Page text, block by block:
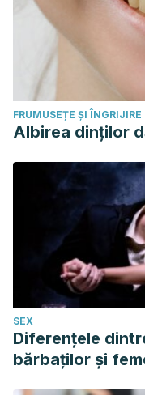
FRUMUSEȚE ȘI ÎNGRIJIRE
Albirea dinților
SEX
Diferențele
bărbaților și